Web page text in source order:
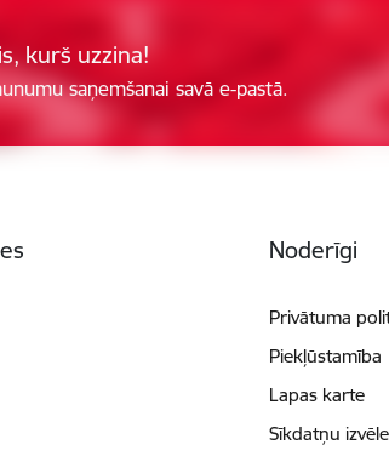
kurš uzzina!
saņemšanai savā e-pastā.
Noderīgi
Privātuma
Piekļūstamība
Lapas karte
Sīkdatņu